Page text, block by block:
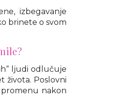
izbegavanje
brinete o svom
ljudi odlučuje
života. Poslovni
nakon